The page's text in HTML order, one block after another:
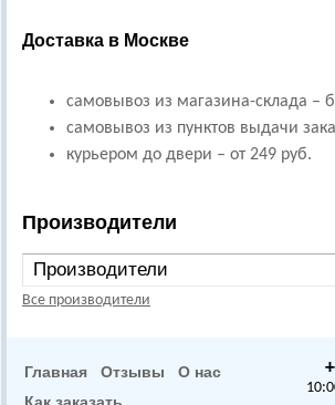
Доставка в Москве
самовывоз из магазина-склада –
самовывоз из пунктов выдачи
курьером до двери – от 249 руб.
Производители
Все производители
Главная Отзывы
О нас